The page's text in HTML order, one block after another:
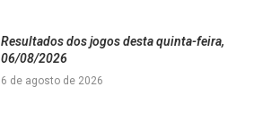
Resultados dos jogos desta quinta-feira,
06/08/2026
6 de agosto de 2026